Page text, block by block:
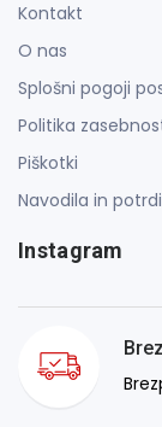
Kontakt
O nas
Splošni pogoji
Politika
Piškotki
Navodila in
Instagram